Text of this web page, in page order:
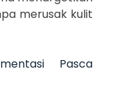
merusak kulit
Pasca